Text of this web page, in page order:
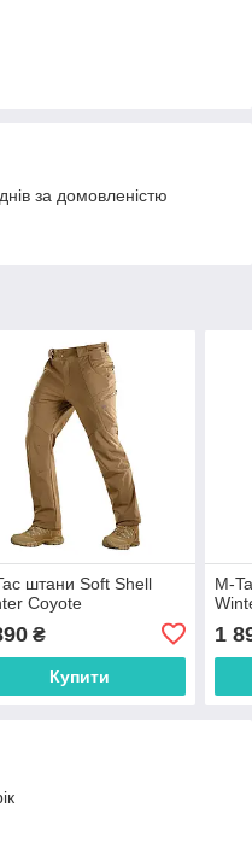
за домовленістю
штани Soft Shell
Coyote
₴
Купити
M-
1